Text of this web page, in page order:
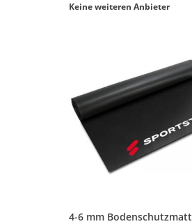
Keine weiteren Anbieter